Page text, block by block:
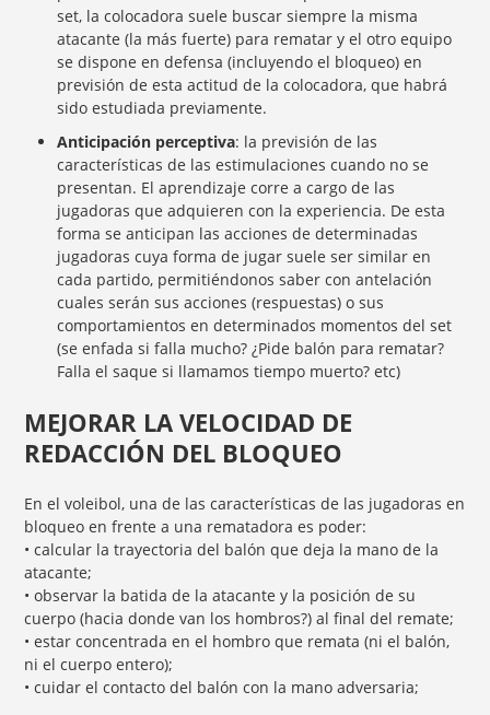
set, la colocadora suele buscar siempre la misma
atacante (la más fuerte) para rematar y el otro equipo
se dispone en defensa (incluyendo el bloqueo) en
previsión de esta actitud de la colocadora, que habrá
sido estudiada previamente.
Anticipación perceptiva: la previsión de las
características de las estimulaciones cuando no se
presentan. El aprendizaje corre a cargo de las
jugadoras que adquieren con la experiencia. De esta
forma se anticipan las acciones de determinadas
jugadoras cuya forma de jugar suele ser similar en
cada partido, permitiéndonos saber con antelación
cuales serán sus acciones (respuestas) o sus
comportamientos en determinados momentos del set
(se enfada si falla mucho? ¿Pide balón para rematar?
Falla el saque si llamamos tiempo muerto? etc)
MEJORAR LA VELOCIDAD DE
REDACCIÓN DEL BLOQUEO
En el voleibol, una de las características de las jugadoras en
bloqueo en frente a una rematadora es poder:
• calcular la trayectoria del balón que deja la mano de la
atacante;
• observar la batida de la atacante y la posición de su
cuerpo (hacia donde van los hombros?) al final del remate;
• estar concentrada en el hombro que remata (ni el balón,
ni el cuerpo entero);
• cuidar el contacto del balón con la mano adversaria;